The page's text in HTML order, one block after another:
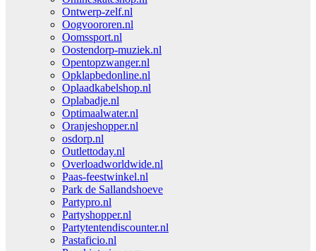
Ontwerp-zelf.nl
Oogvoororen.nl
Oomssport.nl
Oostendorp-muziek.nl
Opentopzwanger.nl
Opklapbedonline.nl
Oplaadkabelshop.nl
Oplabadje.nl
Optimaalwater.nl
Oranjeshopper.nl
osdorp.nl
Outlettoday.nl
Overloadworldwide.nl
Paas-feestwinkel.nl
Park de Sallandshoeve
Partypro.nl
Partyshopper.nl
Partytentendiscounter.nl
Pastaficio.nl